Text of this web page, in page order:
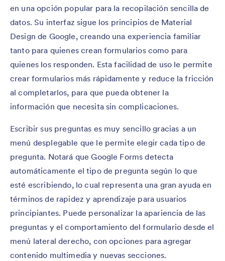
en una opción popular para la recopilación sencilla de
datos. Su interfaz sigue los principios de Material
Design de Google, creando una experiencia familiar
tanto para quienes crean formularios como para
quienes los responden. Esta facilidad de uso le permite
crear formularios más rápidamente y reduce la fricción
al completarlos, para que pueda obtener la
información que necesita sin complicaciones.
Escribir sus preguntas es muy sencillo gracias a un
menú desplegable que le permite elegir cada tipo de
pregunta. Notará que Google Forms detecta
automáticamente el tipo de pregunta según lo que
esté escribiendo, lo cual representa una gran ayuda en
términos de rapidez y aprendizaje para usuarios
principiantes. Puede personalizar la apariencia de las
preguntas y el comportamiento del formulario desde el
menú lateral derecho, con opciones para agregar
contenido multimedia y nuevas secciones.